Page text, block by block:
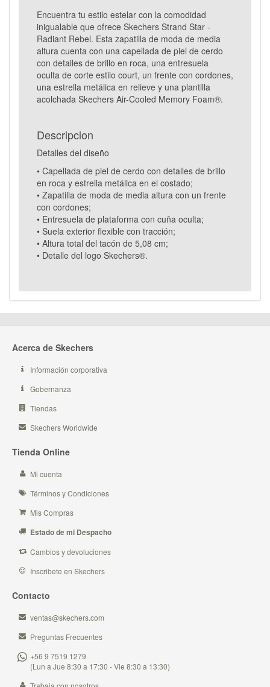
Encuentra tu estilo estelar con la comodidad
inigualable que ofrece Skechers Strand Star -
Radiant Rebel. Esta zapatilla de moda de media
altura cuenta con una capellada de piel de cerdo
con detalles de brillo en roca, una entresuela
oculta de corte estilo court, un frente con cordones,
una estrella metálica en relieve y una plantilla
acolchada Skechers Air-Cooled Memory Foam®.
Descripcion
Detalles del diseño
• Capellada de piel de cerdo con detalles de brillo
en roca y estrella metálica en el costado;
• Zapatilla de moda de media altura con un frente
con cordones;
• Entresuela de plataforma con cuña oculta;
• Suela exterior flexible con tracción;
• Altura total del tacón de 5,08 cm;
• Detalle del logo Skechers®.
Acerca de Skechers
Información corporativa
Gobernanza
Tiendas
Skechers Worldwide
Tienda Online
Mi cuenta
Términos y Condiciones
Mis Compras
Estado de mi Despacho
Cambios y devoluciones
Inscribete en Skechers
Contacto
ventas@skechers.com
Preguntas Frecuentes
+56 9 7519 1279
(Lun a Jue 8:30 a 17:30 - Vie 8:30 a 13:30)